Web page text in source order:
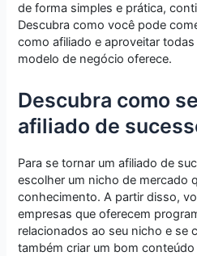
de forma simples e prática,
Descubra como você pode
como afiliado e aproveitar
modelo de negócio oferece.
Descubra como
afiliado de
Para se tornar um afiliado de
escolher um nicho de mercado
conhecimento. A partir disso,
empresas que oferecem
relacionados ao seu nicho e se
também criar um bom